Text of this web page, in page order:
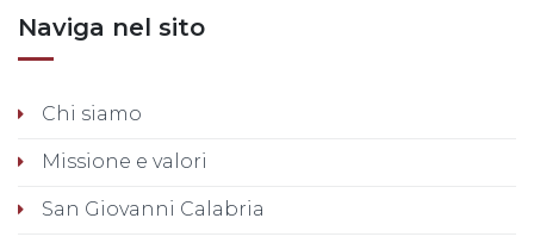
Naviga nel sito
Chi siamo
Missione e valori
San Giovanni Calabria